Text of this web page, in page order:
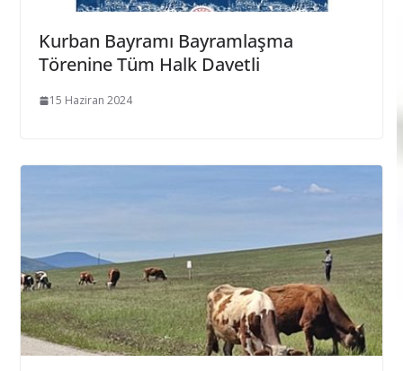
Kurban Bayramı Bayramlaşma
Törenine Tüm Halk Davetli
15 Haziran 2024